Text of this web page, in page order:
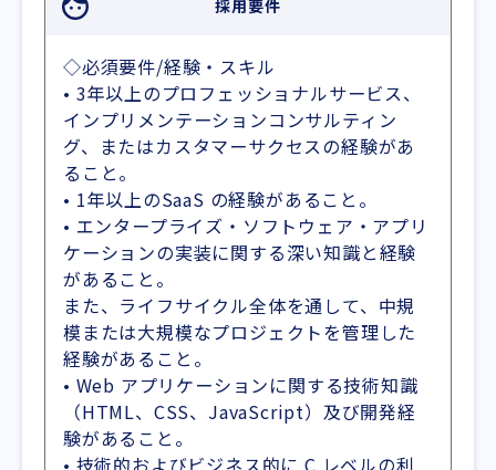
採用要件
◇必須要件/経験・スキル
• 3年以上のプロフェッショナルサービス、
インプリメンテーションコンサルティン
グ、またはカスタマーサクセスの経験があ
ること。
• 1年以上のSaaS の経験があること。
• エンタープライズ・ソフトウェア・アプリ
ケーションの実装に関する深い知識と経験
があること。
また、ライフサイクル全体を通して、中規
模または大規模なプロジェクトを管理した
経験があること。
• Web アプリケーションに関する技術知識
（HTML、CSS、JavaScript）及び開発経
験があること。
• 技術的およびビジネス的に C レベルの利